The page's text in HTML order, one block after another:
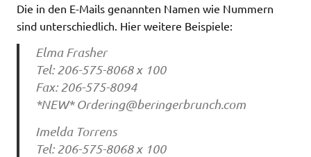
Die in den E-Mails genannten Namen wie Nummern
sind unterschiedlich. Hier weitere Beispiele:
Elma Frasher
Tel: 206-575-8068 x 100
Fax: 206-575-8094
*NEW*Ordering@beringerbrunch.com
Imelda Torrens
Tel: 206-575-8068 x 100